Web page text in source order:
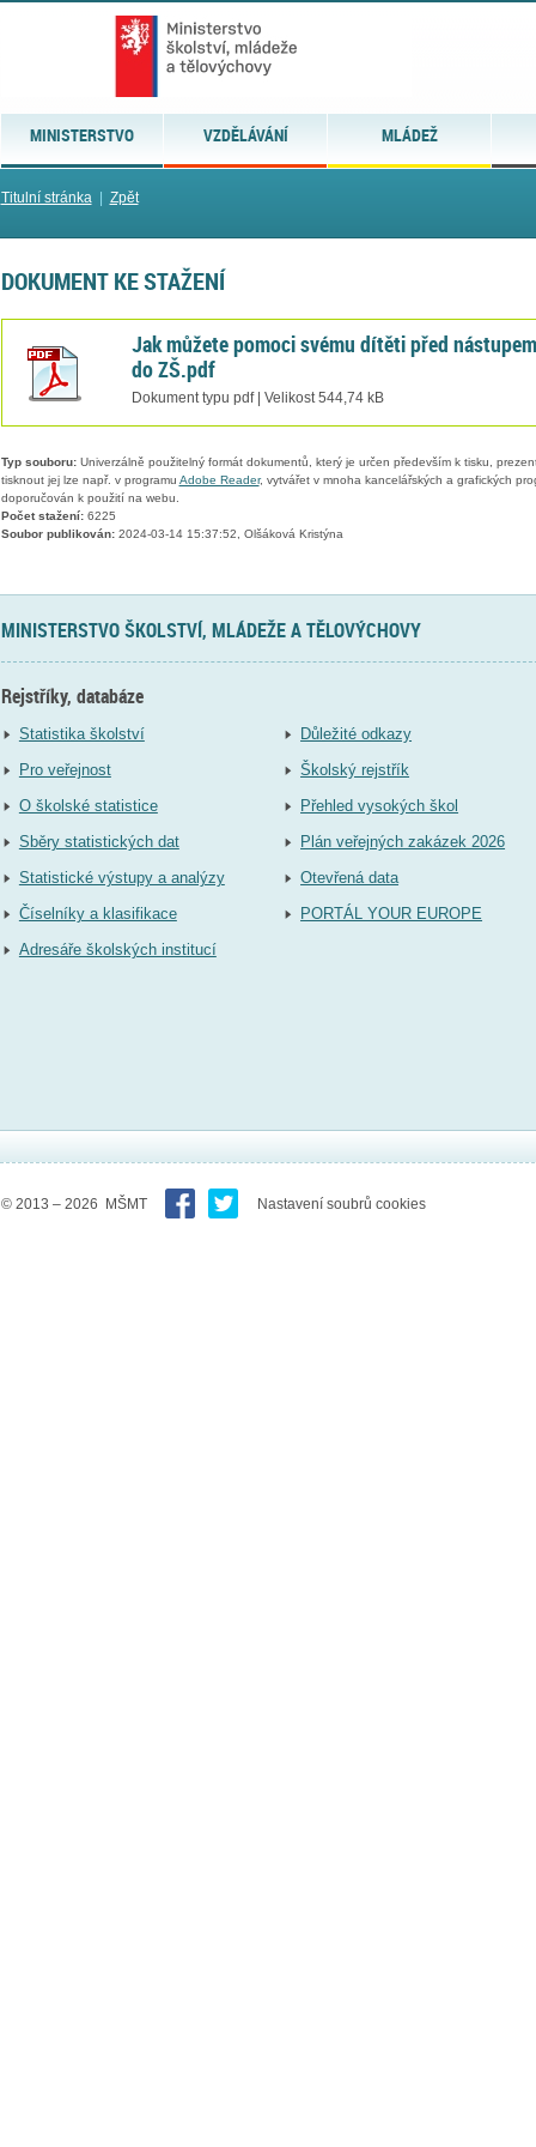
MINISTERSTVO VZDĚLÁVÁNÍ MLÁDEŽ
Titulní stránka| Zpět
DOKUMENT KE STAŽENÍ
Jak můžete pomoci svému dítěti před nástupem
do ZŠ.pdf
Dokument typu pdf | Velikost 544,74 kB
Typ souboru:Univerzálně použitelný formát dokumentů, který je určen především k tisku,
tisknout jej lze např. v programu Adobe Reader, vytvářet v mnoha kancelářských a grafických
doporučován k použití na webu.
Počet stažení:6225
Soubor publikován:2024-03-14 15:37:52, Olšáková Kristýna
MINISTERSTVO ŠKOLSTVÍ, MLÁDEŽE A TĚLOVÝCHOVY
Rejstříky, databáze
Statistika školství
Pro veřejnost
O školské statistice
Sběry statistických dat
Statistické výstupy a analýzy
Číselníky a klasifikace
Adresáře školských institucí
Důležité odkazy
Školský rejstřík
Přehled vysokých škol
Plán veřejných zakázek 2026
Otevřená data
PORTÁL YOUR EUROPE
© 2013 – 2026 MŠMT Nastavení soubrů cookies